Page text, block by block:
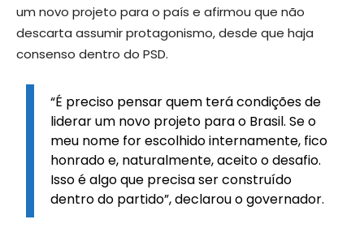
um novo projeto para o país e afirmou que não
descarta assumir protagonismo, desde que haja
consenso dentro do PSD.
“É preciso pensar quem terá condições de
liderar um novo projeto para o Brasil. Se o
meu nome for escolhido internamente, fico
honrado e, naturalmente, aceito o desafio.
Isso é algo que precisa ser construído
dentro do partido”, declarou o governador.